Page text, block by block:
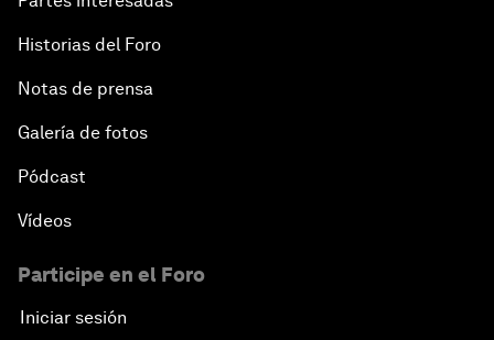
Historias del Foro
Notas de prensa
Galería de fotos
Pódcast
Vídeos
Participe en el Foro
Iniciar sesión